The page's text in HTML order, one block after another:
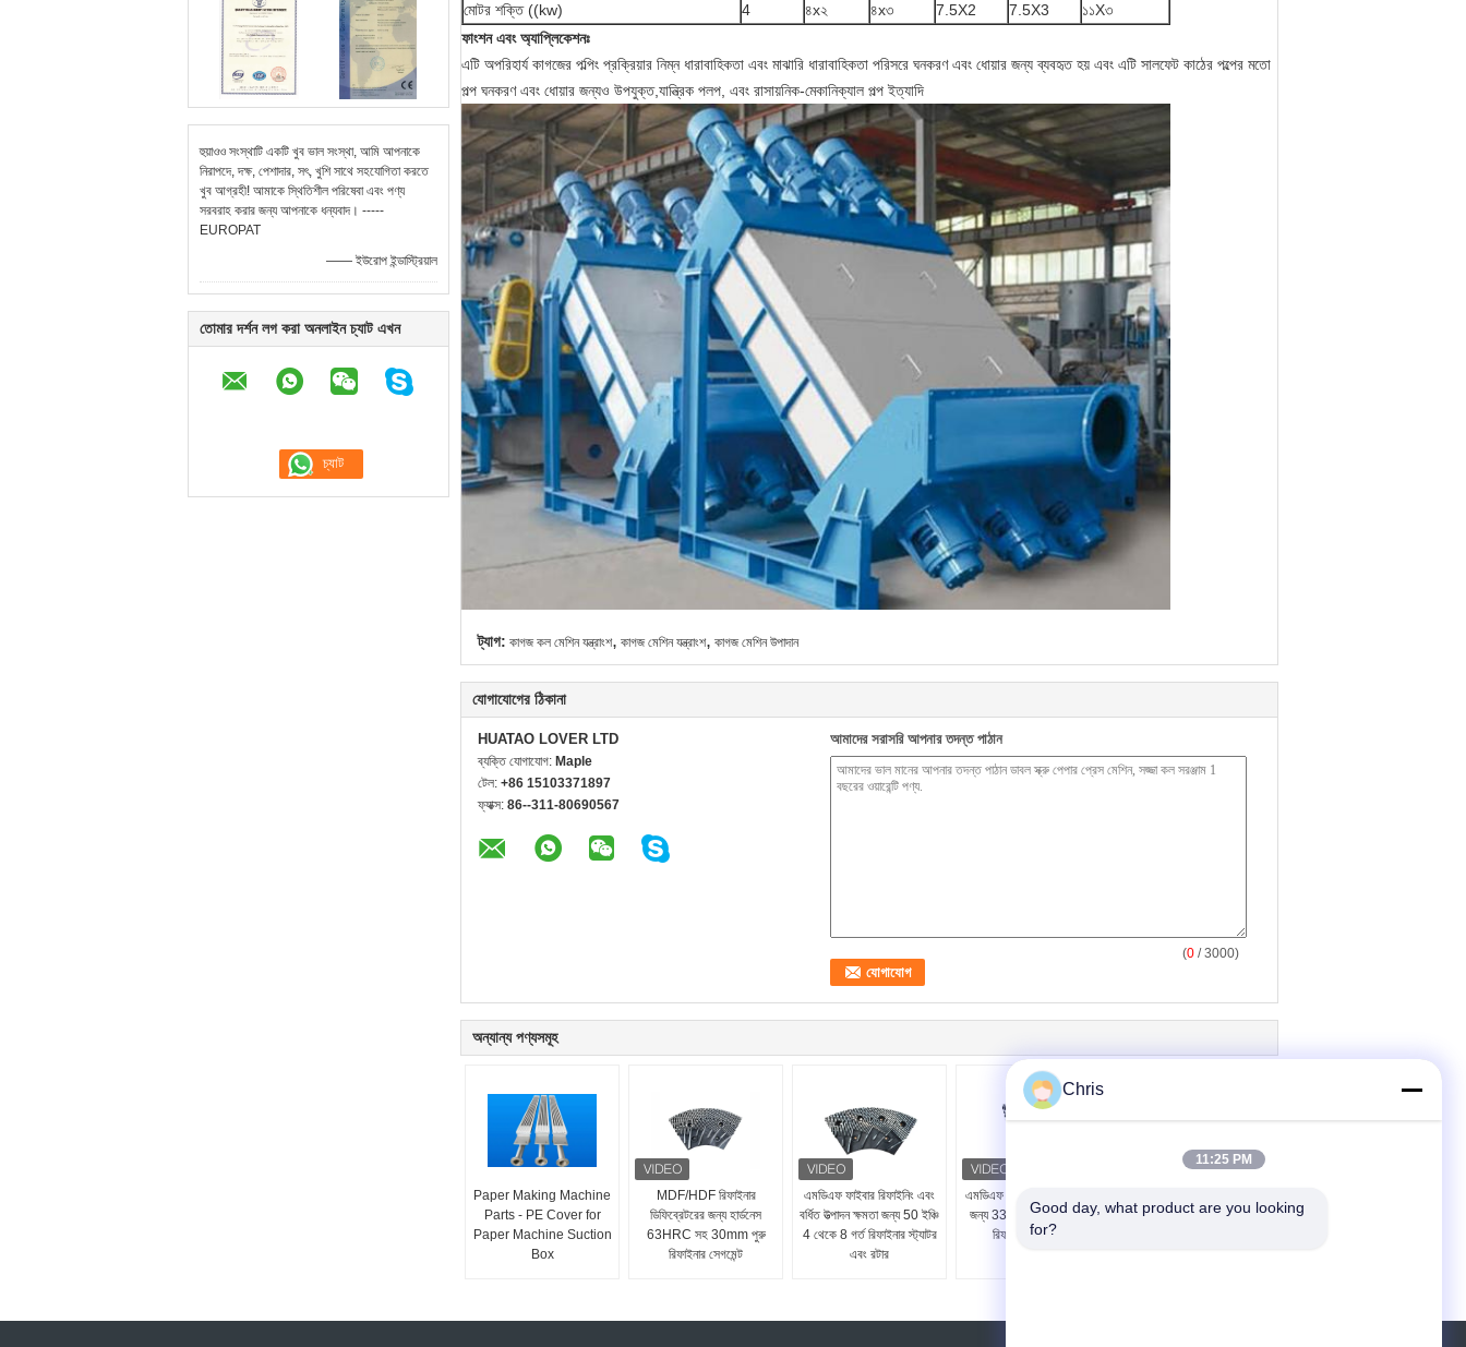
হুয়াওও সংস্থাটি একটি খুব ভাল সংস্থা, আমি আপনাকে
নিরাপদে, দক্ষ, পেশাদার, সৎ, খুশি সাথে সহযোগিতা করতে
খুব আগ্রহী! আমাকে স্থিতিশীল পরিষেবা এবং পণ্য
সরবরাহ করার জন্য আপনাকে ধন্যবাদ। -----
EUROPAT
—— ইউরোপ ইন্ডাস্ট্রিয়াল
তোমার দর্শন লগ করা অনলাইন চ্যাট এখন
মোটর শক্তি ((kw)
4 ৪x২ ৪x৩ 7.5X2 7.5X3
১১X৩
ফাংশন এবং অ্যাপ্লিকেশনঃ
এটি অপরিহার্য কাগজের পল্পিং প্রক্রিয়ার নিম্ন ধারাবাহিকতা এবং মাঝারি ধারাবাহিকতা পরিসরে ঘনকরণ এবং ধোয়ার জন্য ব্যবহৃত হয় এবং এটি সালফেট কাঠের পল্পের মতো
পল্প ঘনকরণ এবং ধোয়ার জন্যও উপযুক্ত,যান্ত্রিক পলপ, এবং রাসায়নিক-মেকানিক্যাল পল্প ইত্যাদি
ট্যাগ: কাগজ কল মেশিন যন্ত্রাংশ, কাগজ মেশিন যন্ত্রাংশ, কাগজ মেশিন উপাদান
যোগাযোগের ঠিকানা
HUATAO LOVER LTD
ব্যক্তি যোগাযোগ: Maple
টেল: +86 15103371897
ফ্যাক্স: 86--311-80690567
আমাদের সরাসরি আপনার তদন্ত পাঠান
(0 / 3000)
অন্যান্য পণ্যসমূহ
Paper Making Machine
Parts - PE Cover for
Paper Machine Suction
Box
MDF/HDF রিফাইনার
ডিফিব্রেটরের জন্য হার্ডনেস
63HRC সহ 30mm পুরু
রিফাইনার সেগমেন্ট
এমডিএফ ফাইবার রিফাইনিং এবং
বর্ধিত উত্পাদন ক্ষমতা জন্য 50 ইঞ্চি
4 থেকে 8 গর্ত রিফাইনার স্ট্যাটর
এবং রটার
এমডিএফ রিফাইনার ডিফিব্রেটরের
জন্য 33 মিমি-42 মিমি বেধের
রিফাইনার সেগমেন্টস
উত্পাদনের জন্য 48 ইঞ্চি রিফাইনার
Chris
11:25 PM
Good day, what product are you looking
for?